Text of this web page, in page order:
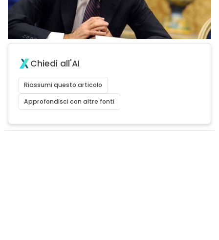
Chiedi all'AI
Riassumi questo articolo
Approfondisci con altre fonti